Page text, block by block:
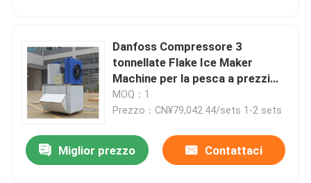
Danfoss Compressore 3
tonnellate Flake Ice Maker
Machine per la pesca a prezzi
accessibili Diretto
MOQ：1
Prezzo：CN¥79,042.44/sets 1-2 sets
Miglior prezzo Contattaci